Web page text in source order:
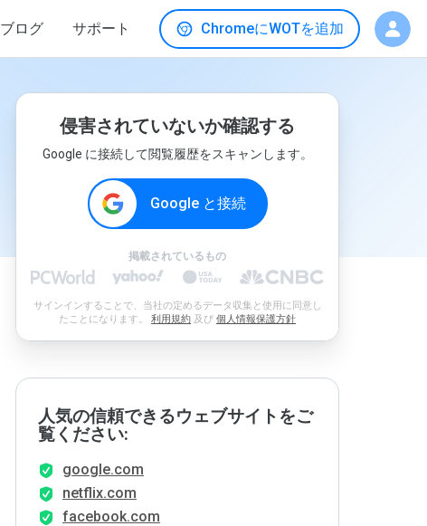
ブログ サポート ChromeにWOTを追加
侵害されていないか確認する
Google に接続して閲覧履歴をスキャンします。
Google と接続
掲載されているもの
サインインすることで、当社の定めるデータ収集と使用に同意し
たことになります。 利用規約 及び 個人情報保護方針
人気の信頼できるウェブサイトをご
覧ください:
google.com
netflix.com
facebook.com